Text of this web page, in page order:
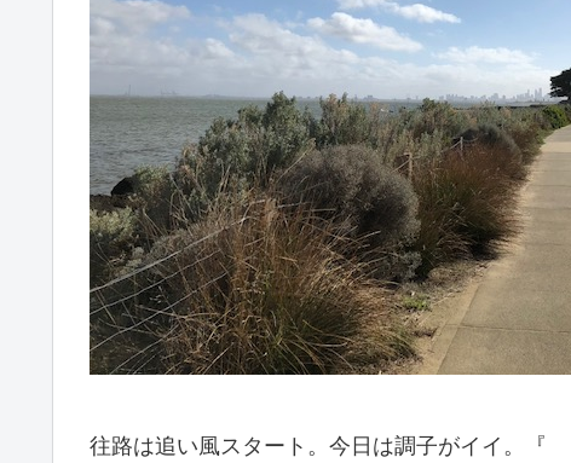
往路は追い風スタート。今日は調子がイイ。